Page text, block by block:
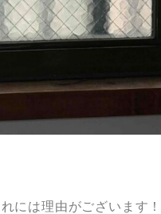
には理由がございます！